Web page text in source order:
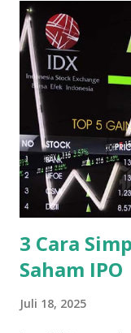
bahas satu per
Kimia. 1. Sektor
sub-sektor yaitu :
Prakasa Tbk
Solusi Bangun
(Persero) Tbk
Wijaya Karya Beton
Porselin dan Kaca
Citra Mulia Tbk
(CAKK) Inti Keram...
3 Cara
Saham IPO
Juli 18, 2025